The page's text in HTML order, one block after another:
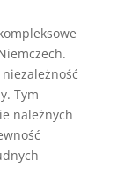
Tym
należnych